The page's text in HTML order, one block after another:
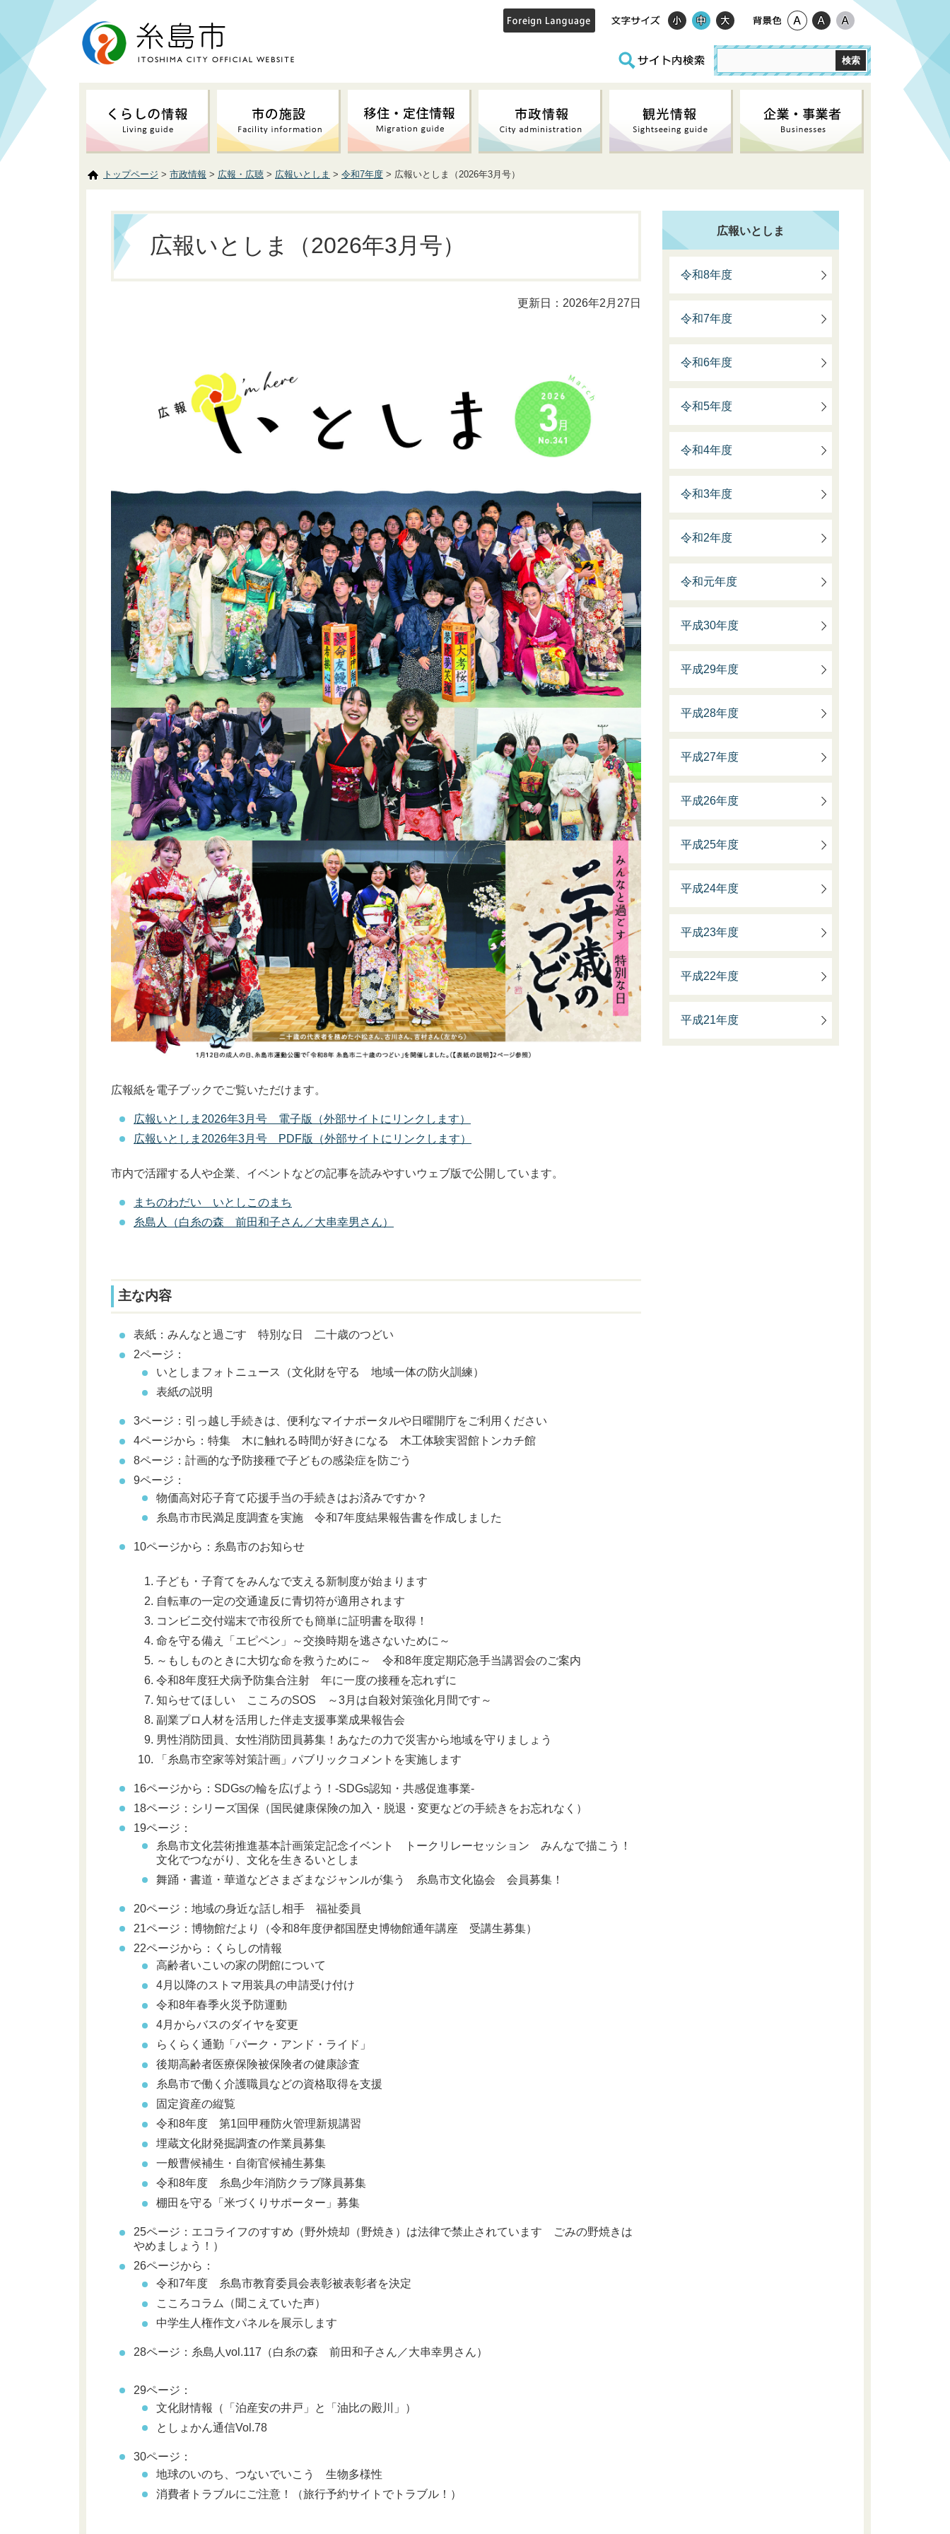
トップページ > 市政情報 > 広報・広聴 > 広報いとしま > 令和7年度 > 広報いとしま（2026年3月号）
広報いとしま（2026年3月号）
更新日：2026年2月27日
広報紙を電子ブックでご覧いただけます。
広報いとしま2026年3月号 電子版（外部サイトにリンクします）
広報いとしま2026年3月号 PDF版（外部サイトにリンクします）
市内で活躍する人や企業、イベントなどの記事を読みやすいウェブ版で公開しています。
まちのわだい いとしこのまち
糸島人（白糸の森 前田和子さん／大串幸男さん）
主な内容
表紙：みんなと過ごす 特別な日 二十歳のつどい
2ページ：
いとしまフォトニュース（文化財を守る 地域一体の防火訓練）
表紙の説明
3ページ：引っ越し手続きは、便利なマイナポータルや日曜開庁をご利用ください
4ページから：特集 木に触れる時間が好きになる 木工体験実習館トンカチ館
8ページ：計画的な予防接種で子どもの感染症を防ごう
9ページ：
物価高対応子育て応援手当の手続きはお済みですか？
糸島市市民満足度調査を実施 令和7年度結果報告書を作成しました
10ページから：糸島市のお知らせ
子ども・子育てをみんなで支える新制度が始まります
自転車の一定の交通違反に青切符が適用されます
コンビニ交付端末で市役所でも簡単に証明書を取得！
命を守る備え「エピペン」～交換時期を逃さないために～
～もしものときに大切な命を救うために～ 令和8年度定期応急手当講習会のご案内
令和8年度狂犬病予防集合注射 年に一度の接種を忘れずに
知らせてほしい こころのSOS ～3月は自殺対策強化月間です～
副業プロ人材を活用した伴走支援事業成果報告会
男性消防団員、女性消防団員募集！あなたの力で災害から地域を守りましょう
「糸島市空家等対策計画」パブリックコメントを実施します
16ページから：SDGsの輪を広げよう！-SDGs認知・共感促進事業-
18ページ：シリーズ国保 （国民健康保険の加入・脱退・変更などの手続きをお忘れなく）
19ページ：
糸島市文化芸術推進基本計画策定記念イベント トークリレーセッション みんなで描こう！
文化でつながり、文化を生きるいとしま
舞踊・書道・華道などさまざまなジャンルが集う 糸島市文化協会 会員募集！
20ページ：地域の身近な話し相手 福祉委員
21ページ：博物館だより（令和8年度伊都国歴史博物館通年講座 受講生募集）
22ページから：くらしの情報
高齢者いこいの家の閉館について
4月以降のストマ用装具の申請受け付け
令和8年春季火災予防運動
4月からバスのダイヤを変更
らくらく通勤「パーク・アンド・ライド」
後期高齢者医療保険被保険者の健康診査
糸島市で働く介護職員などの資格取得を支援
固定資産の縦覧
令和8年度 第1回甲種防火管理新規講習
埋蔵文化財発掘調査の作業員募集
一般曹候補生・自衛官候補生募集
令和8年度 糸島少年消防クラブ隊員募集
棚田を守る「米づくりサポーター」募集
25ページ：エコライフのすすめ（野外焼却（野焼き）は法律で禁止されています ごみの野焼きは
やめましょう！）
26ページから：
令和7年度 糸島市教育委員会表彰被表彰者を決定
こころコラム
（聞こえていた声）
中学生人権作文パネルを展示します
28ページ： 糸島人vol.117（白糸の森 前田和子さん／大串幸男さん）
29ページ：
文化財情報（「泊産安の井戸」と「油比の殿川」）
としょかん通信Vol.78
30ページ：
地球のいのち、つないでいこう 生物多様性
消費者トラブルにご注意！（旅行予約サイトでトラブル！）
広報いとしま
令和8年度
令和7年度
令和6年度
令和5年度
令和4年度
令和3年度
令和2年度
令和元年度
平成30年度
平成29年度
平成28年度
平成27年度
平成26年度
平成25年度
平成24年度
平成23年度
平成22年度
平成21年度